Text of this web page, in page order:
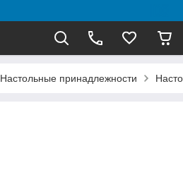
Настольные принадлежности